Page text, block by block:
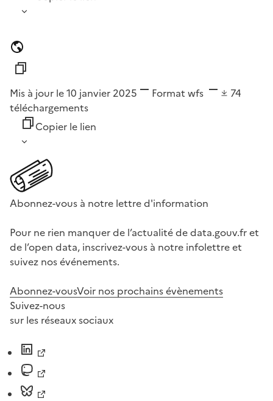
Mis à jour le 10 janvier 2025 Format wfs
74
téléchargements
Copier le lien
Abonnez-vous à notre lettre d'information
Pour ne rien manquer de l’actualité de data.gouv.fr et
de l’open data, inscrivez-vous à notre infolettre et
suivez nos événements.
Abonnez-vousVoir nos prochains évènements
Suivez-nous
sur les réseaux sociaux